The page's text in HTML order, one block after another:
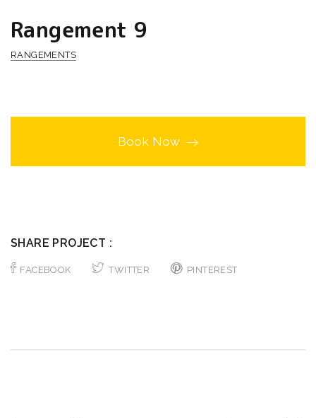
Rangement 9
RANGEMENTS
Book Now
SHARE PROJECT :
FACEBOOK TWITTER PINTEREST